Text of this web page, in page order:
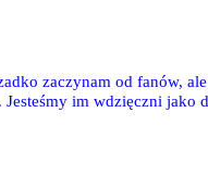
zaczynam od fanów,
im wdzięczni jako